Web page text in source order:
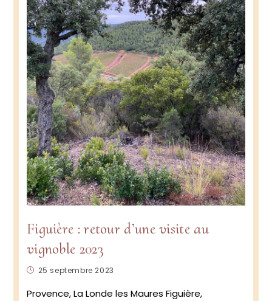
Figuière : retour d’une visite au
vignoble 2023
Publication
25 septembre 2023
Provence, La Londe les Maures Figuière,